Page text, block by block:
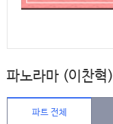
파노라마 (이찬혁)
파트 전체